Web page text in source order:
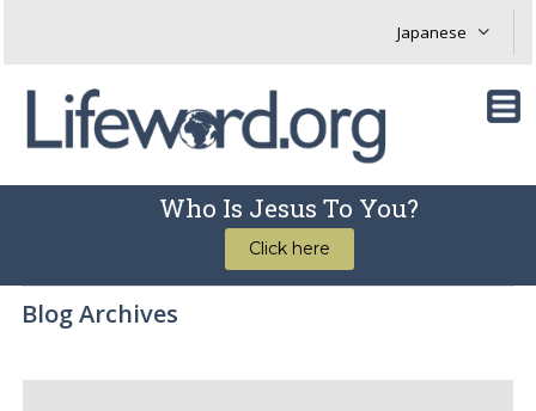
Who Is Jesus To You?
Click here
Blog Archives